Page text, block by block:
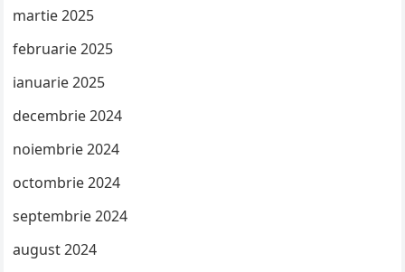
martie 2025
februarie 2025
ianuarie 2025
decembrie 2024
noiembrie 2024
octombrie 2024
septembrie 2024
august 2024